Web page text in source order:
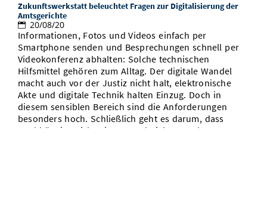
Zukunftswerkstatt beleuchtet Fragen zur Digitalisierung der
Amtsgerichte
20/08/20
Informationen, Fotos und Videos einfach per
Smartphone senden und Besprechungen schnell per
Videokonferenz abhalten: Solche technischen
Hilfsmittel gehören zum Alltag. Der digitale Wandel
macht auch vor der Justiz nicht halt, elektronische
Akte und digitale Technik halten Einzug. Doch in
diesem sensiblen Bereich sind die Anforderungen
besonders hoch. Schließlich geht es darum, dass
unabhängige Richterinnen und Richter Recht